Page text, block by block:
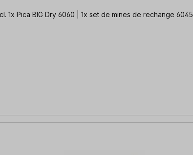
Pica BIG Dry 6060 | 1x set de mines de rechange 6045